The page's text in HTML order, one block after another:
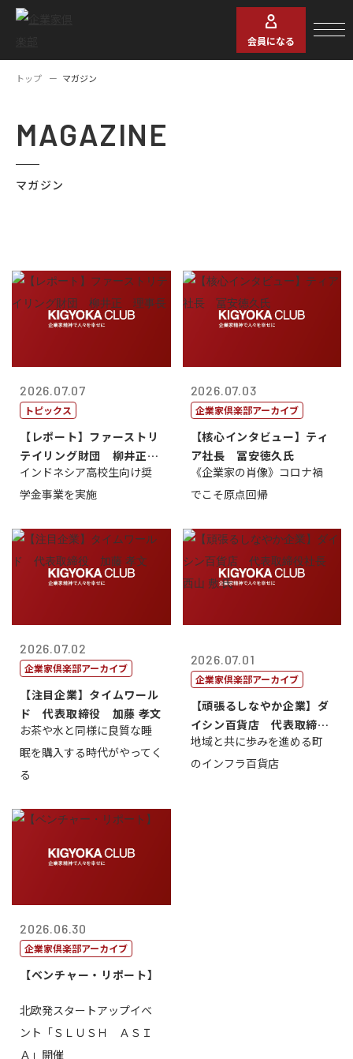
会員になる
トップ マガジン
MAGAZINE
マガジン
2026.07.07
トピックス
【レポート】ファーストリ
テイリング財団 柳井正
理事長
インドネシア高校生向け奨
学金事業を実施
2026.07.03
企業家倶楽部アーカイブ
【核心インタビュー】ティ
ア社長 冨安徳久氏
《企業家の肖像》コロナ禍
でこそ原点回帰
2026.07.02
企業家倶楽部アーカイブ
【注目企業】タイムワール
ド 代表取締役 加藤 孝文
お茶や水と同様に良質な睡
眠を購入する時代がやってく
る
2026.07.01
企業家倶楽部アーカイブ
【頑張るしなやか企業】ダ
イシン百貨店 代表取締役
社長 西山 ...
地域と共に歩みを進める町
のインフラ百貨店
2026.06.30
企業家倶楽部アーカイブ
【ベンチャー・リポート】
北欧発スタートアップイベ
ント「ＳＬＵＳＨ ＡＳＩ
Ａ」開催